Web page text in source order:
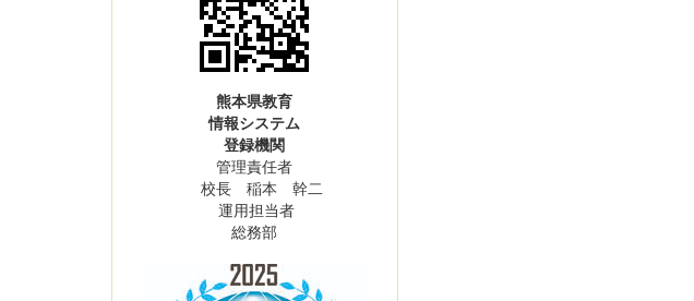
熊本県教育
情報システム
登録機関
管理責任者
校長 稲本 幹二
運用担当者
総務部